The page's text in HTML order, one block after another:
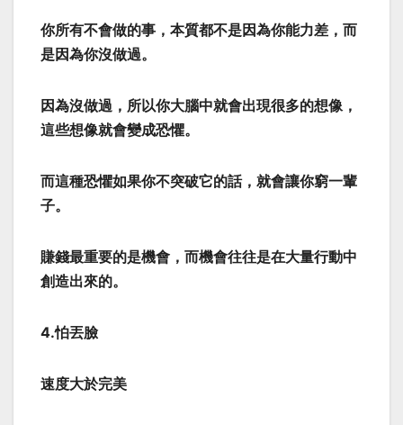
你所有不會做的事，本質都不是因為你能力差，而
是因為你沒做過。
因為沒做過，所以你大腦中就會出現很多的想像，
這些想像就會變成恐懼。
而這種恐懼如果你不突破它的話，就會讓你窮一輩
子。
賺錢最重要的是機會，而機會往往是在大量行動中
創造出來的。
4.怕丟臉
速度大於完美